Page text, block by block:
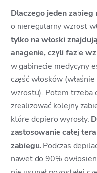
Dlaczego jeden zabieg
o nieregularny wzrost
tylko na włoski
anagenie, czyli fazie
w gabinecie medycyny
część włosków
wzrostu). Potem trzeba
zrealizować kolejny
które dopiero wyrosły.
zastosowanie całej
zabiegu. Podczas
nawet do 90%